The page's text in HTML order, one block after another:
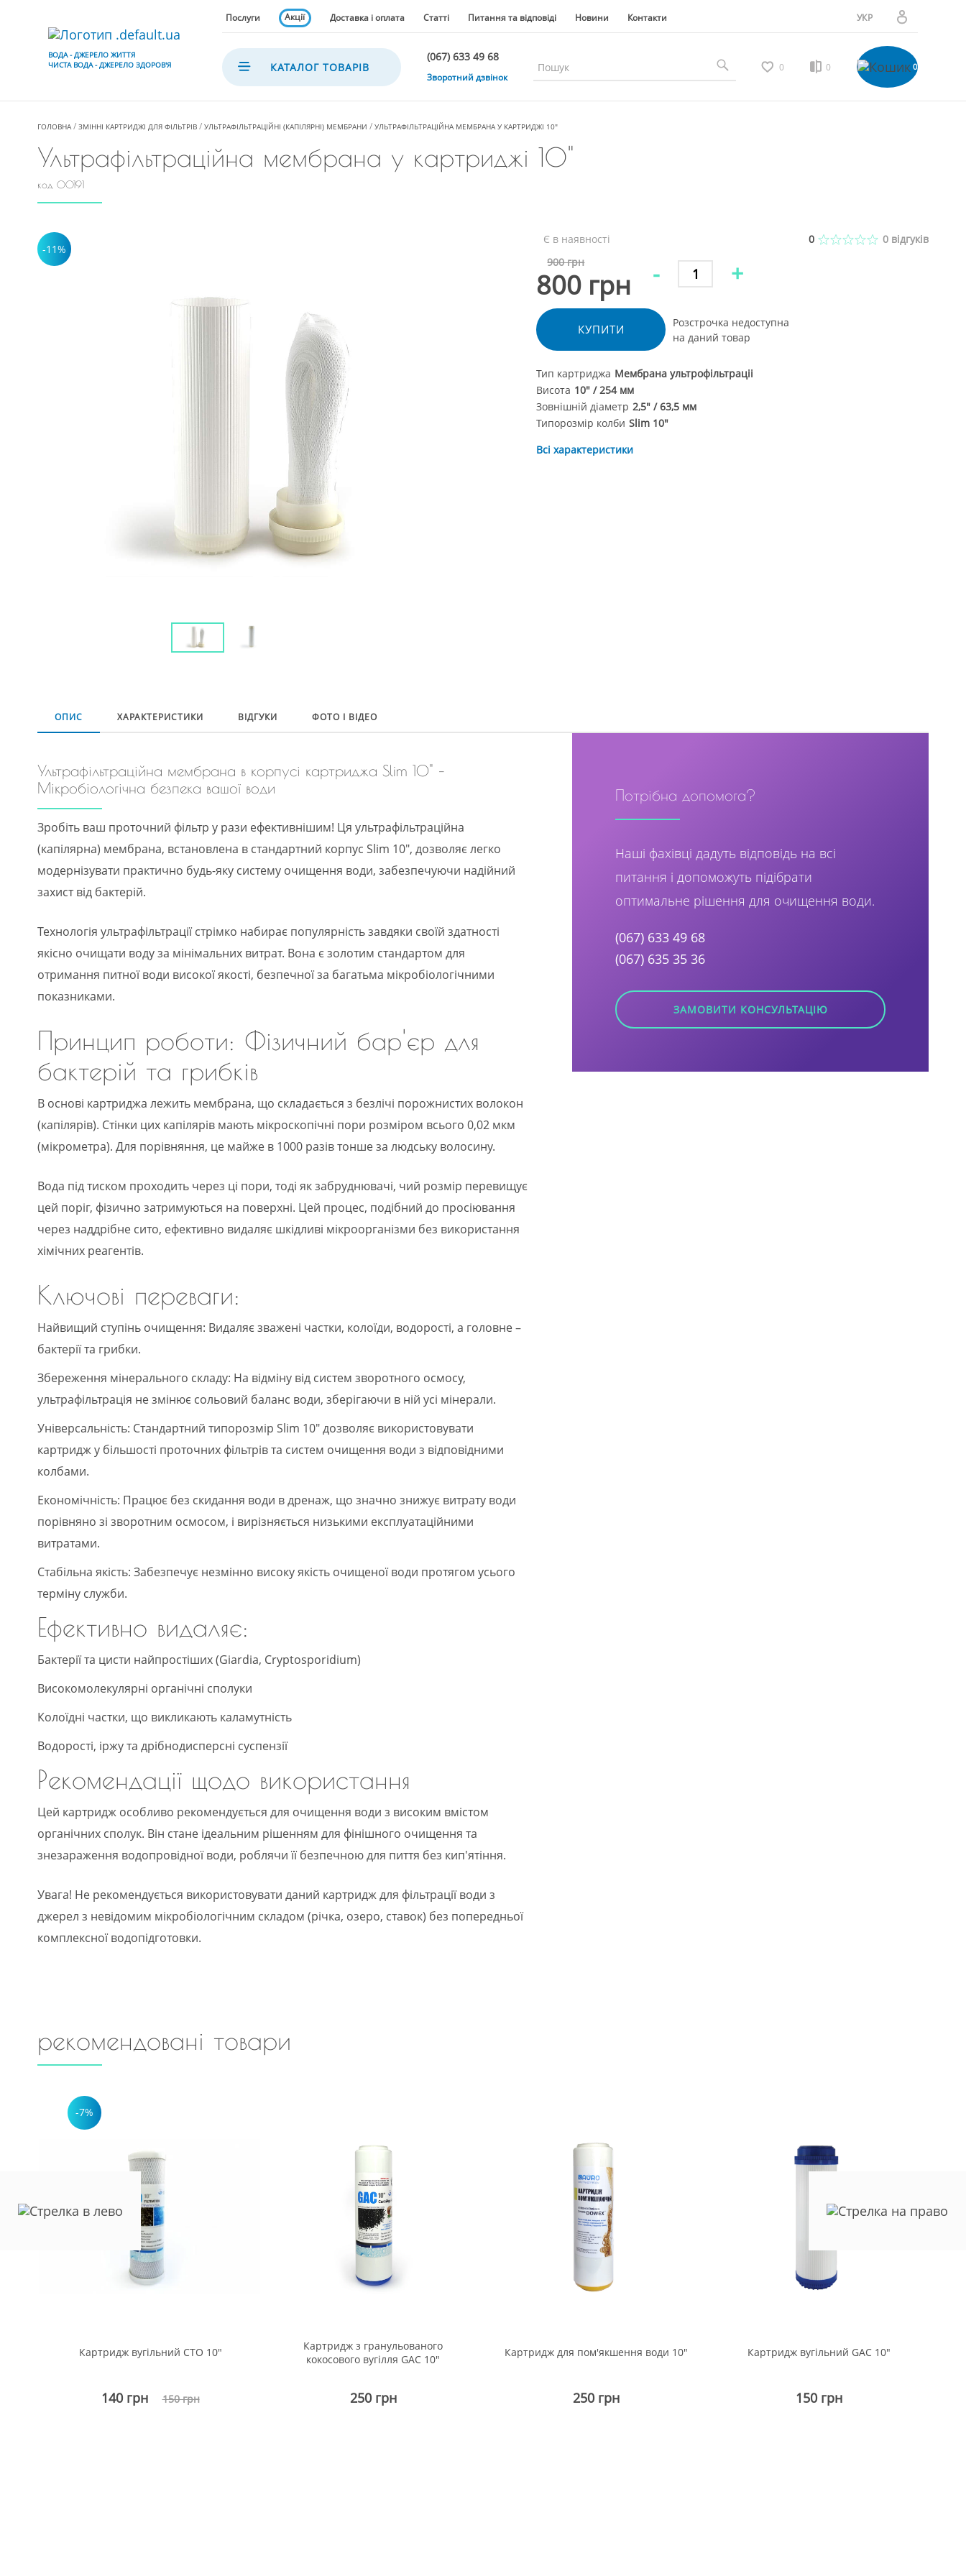
ВОДА - ДЖЕРЕЛО ЖИТТЯ
ЧИСТА ВОДА - ДЖЕРЕЛО ЗДОРОВ'Я
Послуги Акції Доставка і оплата Статті Питання та відповіді Новини Контакти
УКР
РУС
Особистий кабінет
КАТАЛОГ ТОВАРІВ
(067) 633 49 68
(067) 633 49 68
(067) 635 35 36
(050) 300 35 36
(044) 390 35 36
Зворотний дзвінок
0 0 0
ГОЛОВНА ЗМІННІ КАРТРИДЖІ ДЛЯ ФІЛЬТРІВ УЛЬТРАФІЛЬТРАЦІЙНІ (КАПІЛЯРНІ) МЕМБРАНИ УЛЬТРАФІЛЬТРАЦІЙНА МЕМБРАНА У КАРТРИДЖІ 10"
Ультрафільтраційна мембрана у картриджі 10"
код 00191
-11%
Є в наявності 0 0 відгуків
900 грн
800 грн - +
КУПИТИ
Розстрочка недоступна
на даний товар
Тип картриджа Мембрана ультрофільтраціі
Висота 10" / 254 мм
Зовнішній діаметр 2,5" / 63,5 мм
Типорозмір колби Slim 10"
Всі характеристики
ОПИС ХАРАКТЕРИСТИКИ ВІДГУКИ ФОТО І ВІДЕО
Потрібна допомога?
Наші фахівці дадуть відповідь на всі
питання і допоможуть підібрати
оптимальне рішення для очищення води.
(067) 633 49 68
(067) 635 35 36
ЗАМОВИТИ КОНСУЛЬТАЦІЮ
Ультрафільтраційна мембрана в корпусі картриджа Slim 10" –
Мікробіологічна безпека вашої води
Зробіть ваш проточний фільтр у рази ефективнішим! Ця ультрафільтраційна
(капілярна) мембрана, встановлена в стандартний корпус Slim 10", дозволяє легко
модернізувати практично будь-яку систему очищення води, забезпечуючи надійний
захист від бактерій.
Технологія ультрафільтрації стрімко набирає популярність завдяки своїй здатності
якісно очищати воду за мінімальних витрат. Вона є золотим стандартом для
отримання питної води високої якості, безпечної за багатьма мікробіологічними
показниками.
Принцип роботи: Фізичний бар'єр для
бактерій та грибків
В основі картриджа лежить мембрана, що складається з безлічі порожнистих волокон
(капілярів). Стінки цих капілярів мають мікроскопічні пори розміром всього 0,02 мкм
(мікрометра). Для порівняння, це майже в 1000 разів тонше за людську волосину.
Вода під тиском проходить через ці пори, тоді як забруднювачі, чий розмір перевищує
цей поріг, фізично затримуються на поверхні. Цей процес, подібний до просіювання
через наддрібне сито, ефективно видаляє шкідливі мікроорганізми без використання
хімічних реагентів.
Ключові переваги:
Найвищий ступінь очищення: Видаляє зважені частки, колоїди, водорості, а головне –
бактерії та грибки.
Збереження мінерального складу: На відміну від систем зворотного осмосу,
ультрафільтрація не змінює сольовий баланс води, зберігаючи в ній усі мінерали.
Універсальність: Стандартний типорозмір Slim 10" дозволяє використовувати
картридж у більшості проточних фільтрів та систем очищення води з відповідними
колбами.
Економічність: Працює без скидання води в дренаж, що значно знижує витрату води
порівняно зі зворотним осмосом, і вирізняється низькими експлуатаційними
витратами.
Стабільна якість: Забезпечує незмінно високу якість очищеної води протягом усього
терміну служби.
Ефективно видаляє:
Бактерії та цисти найпростіших (Giardia, Cryptosporidium)
Високомолекулярні органічні сполуки
Колоїдні частки, що викликають каламутність
Водорості, іржу та дрібнодисперсні суспензії
Рекомендації щодо використання
Цей картридж особливо рекомендується для очищення води з високим вмістом
органічних сполук. Він стане ідеальним рішенням для фінішного очищення та
знезараження водопровідної води, роблячи її безпечною для пиття без кип'ятіння.
Увага! Не рекомендується використовувати даний картридж для фільтрації води з
джерел з невідомим мікробіологічним складом (річка, озеро, ставок) без попередньої
комплексної водопідготовки.
рекомендовані товари
-7%
Картридж вугільний СТО 10"
140 грн 150 грн
Картридж з гранульованого
кокосового вугілля GAC 10"
250 грн
Картридж для пом'якшення води 10"
250 грн
Картридж вугільний GAC 10"
150 грн